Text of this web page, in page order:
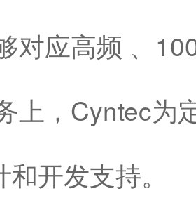
对应高频 、
上，Cyntec为
开发支持。